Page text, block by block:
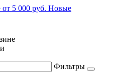
от 5 000 руб. Новые
Фильтры